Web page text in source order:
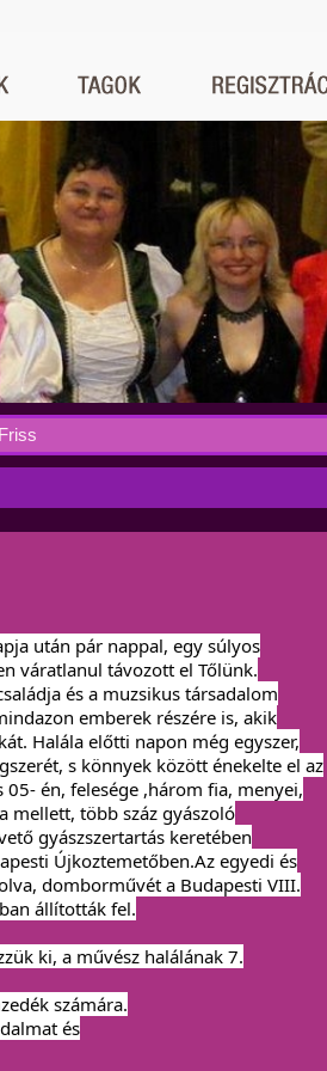
Friss
után pár nappal, egy súlyos
váratlanul távozott el Tőlünk.
és a muzsikus társadalom
emberek részére is, akik
Halála előtti napon még egyszer,
s könnyek között énekelte el az
05- én, felesége ,három fia, menyei,
mellett, több száz gyászoló
gyászszertartás keretében
Újkoztemetőben.Az egyedi és
domborművét a Budapesti VIII.
állították fel.
ki, a művész halálának 7.
számára.
és